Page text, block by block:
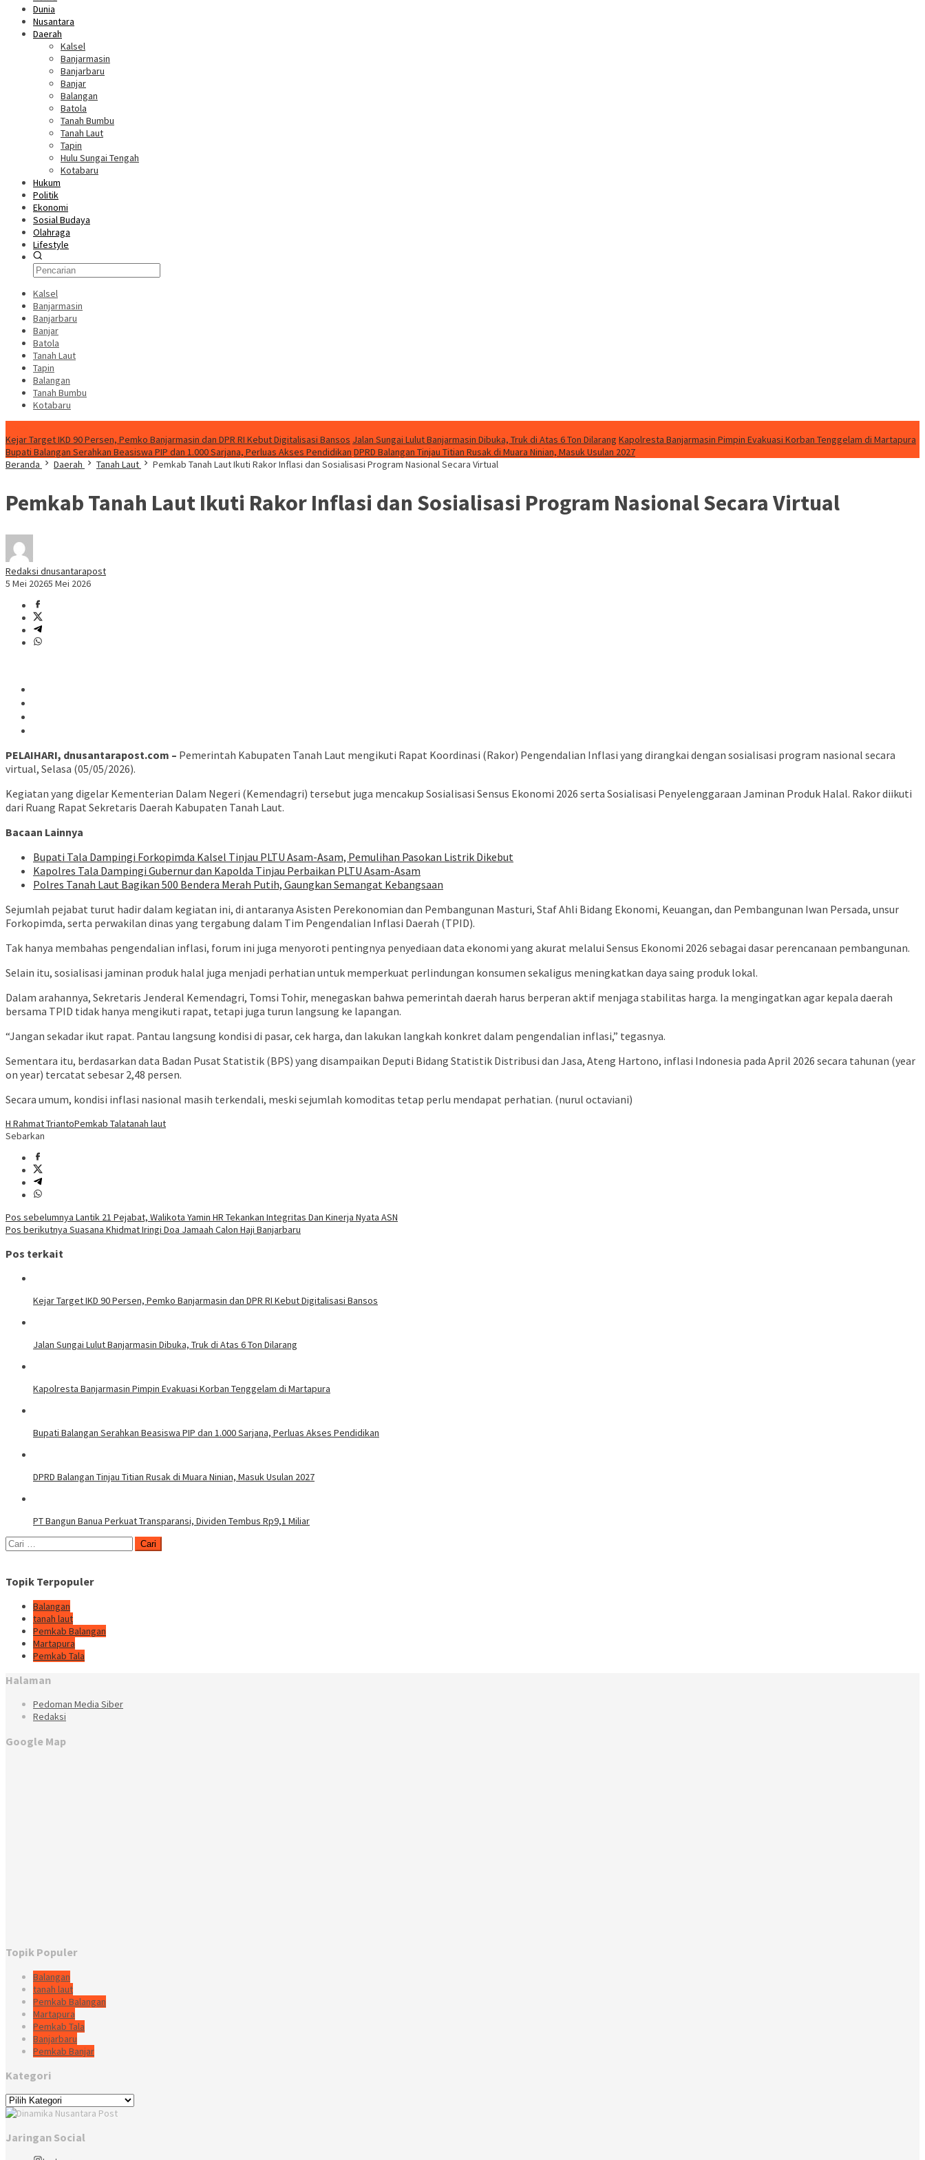
Dunia
Nusantara
Daerah
Kalsel
Banjarmasin
Banjarbaru
Banjar
Balangan
Batola
Tanah Bumbu
Tanah Laut
Tapin
Hulu Sungai Tengah
Kotabaru
Hukum
Politik
Ekonomi
Sosial Budaya
Olahraga
Lifestyle
Kalsel
Banjarmasin
Banjarbaru
Banjar
Batola
Tanah Laut
Tapin
Balangan
Tanah Bumbu
Kotabaru
Kejar Target IKD 90 Persen, Pemko Banjarmasin dan DPR RI Kebut Digitalisasi Bansos Jalan Sungai Lulut Banjarmasin Dibuka, Truk di Atas 6 Ton Dilarang Kapolresta Banjarmasin Pimpin Evakuasi Korban Tenggelam di Martapura
Bupati Balangan Serahkan Beasiswa PIP dan 1.000 Sarjana, Perluas Akses Pendidikan DPRD Balangan Tinjau Titian Rusak di Muara Ninian, Masuk Usulan 2027
Beranda
Daerah Tanah Laut Pemkab Tanah Laut Ikuti Rakor Inflasi dan Sosialisasi Program Nasional Secara Virtual
Pemkab Tanah Laut Ikuti Rakor Inflasi dan Sosialisasi Program Nasional Secara Virtual
Redaksi dnusantarapost
5 Mei 20265 Mei 2026
PELAIHARI, dnusantarapost.com – Pemerintah Kabupaten Tanah Laut mengikuti Rapat Koordinasi (Rakor) Pengendalian Inflasi yang dirangkai dengan sosialisasi program nasional secara
virtual, Selasa (05/05/2026).
Kegiatan yang digelar Kementerian Dalam Negeri (Kemendagri) tersebut juga mencakup Sosialisasi Sensus Ekonomi 2026 serta Sosialisasi Penyelenggaraan Jaminan Produk Halal. Rakor diikuti
dari Ruang Rapat Sekretaris Daerah Kabupaten Tanah Laut.
Bacaan Lainnya
Bupati Tala Dampingi Forkopimda Kalsel Tinjau PLTU Asam-Asam, Pemulihan Pasokan Listrik Dikebut
Kapolres Tala Dampingi Gubernur dan Kapolda Tinjau Perbaikan PLTU Asam-Asam
Polres Tanah Laut Bagikan 500 Bendera Merah Putih, Gaungkan Semangat Kebangsaan
Sejumlah pejabat turut hadir dalam kegiatan ini, di antaranya Asisten Perekonomian dan Pembangunan Masturi, Staf Ahli Bidang Ekonomi, Keuangan, dan Pembangunan Iwan Persada, unsur
Forkopimda, serta perwakilan dinas yang tergabung dalam Tim Pengendalian Inflasi Daerah (TPID).
Tak hanya membahas pengendalian inflasi, forum ini juga menyoroti pentingnya penyediaan data ekonomi yang akurat melalui Sensus Ekonomi 2026 sebagai dasar perencanaan pembangunan.
Selain itu, sosialisasi jaminan produk halal juga menjadi perhatian untuk memperkuat perlindungan konsumen sekaligus meningkatkan daya saing produk lokal.
Dalam arahannya, Sekretaris Jenderal Kemendagri, Tomsi Tohir, menegaskan bahwa pemerintah daerah harus berperan aktif menjaga stabilitas harga. Ia mengingatkan agar kepala daerah
bersama TPID tidak hanya mengikuti rapat, tetapi juga turun langsung ke lapangan.
“Jangan sekadar ikut rapat. Pantau langsung kondisi di pasar, cek harga, dan lakukan langkah konkret dalam pengendalian inflasi,” tegasnya.
Sementara itu, berdasarkan data Badan Pusat Statistik (BPS) yang disampaikan Deputi Bidang Statistik Distribusi dan Jasa, Ateng Hartono, inflasi Indonesia pada April 2026 secara tahunan (year
on year) tercatat sebesar 2,48 persen.
Secara umum, kondisi inflasi nasional masih terkendali, meski sejumlah komoditas tetap perlu mendapat perhatian. (nurul octaviani)
H Rahmat TriantoPemkab Talatanah laut
Sebarkan
Navigasi
pos
Pos sebelumnya Lantik 21 Pejabat, Walikota Yamin HR Tekankan Integritas Dan Kinerja Nyata ASN
Pos berikutnya Suasana Khidmat Iringi Doa Jamaah Calon Haji Banjarbaru
Pos terkait
Kejar Target IKD 90 Persen, Pemko Banjarmasin dan DPR RI Kebut Digitalisasi Bansos
Jalan Sungai Lulut Banjarmasin Dibuka, Truk di Atas 6 Ton Dilarang
Kapolresta Banjarmasin Pimpin Evakuasi Korban Tenggelam di Martapura
Bupati Balangan Serahkan Beasiswa PIP dan 1.000 Sarjana, Perluas Akses Pendidikan
DPRD Balangan Tinjau Titian Rusak di Muara Ninian, Masuk Usulan 2027
PT Bangun Banua Perkuat Transparansi, Dividen Tembus Rp9,1 Miliar
Cari
untuk:
Topik Terpopuler
Balangan
tanah laut
Pemkab Balangan
Martapura
Pemkab Tala
Halaman
Pedoman Media Siber
Redaksi
Google Map
Topik Populer
Balangan
tanah laut
Pemkab Balangan
Martapura
Pemkab Tala
Banjarbaru
Pemkab Banjar
Kategori
Kategori
Jaringan Social